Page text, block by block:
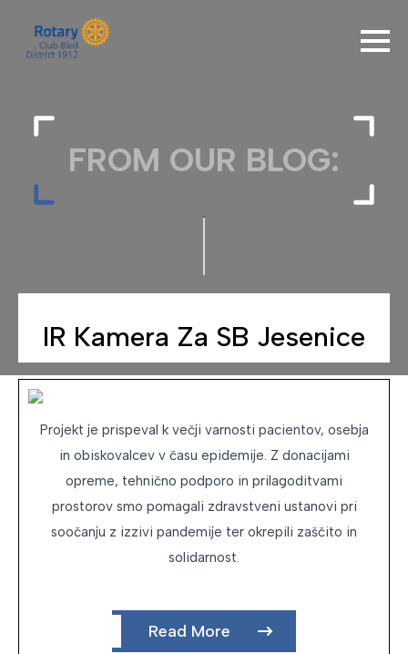
FROM OUR BLOG:
IR Kamera Za SB Jesenice
Projekt je prispeval k večji varnosti pacientov, osebja
in obiskovalcev v času epidemije. Z donacijami
opreme, tehnično podporo in prilagoditvami
prostorov smo pomagali zdravstveni ustanovi pri
soočanju z izzivi pandemije ter okrepili zaščito in
solidarnost.
Read More